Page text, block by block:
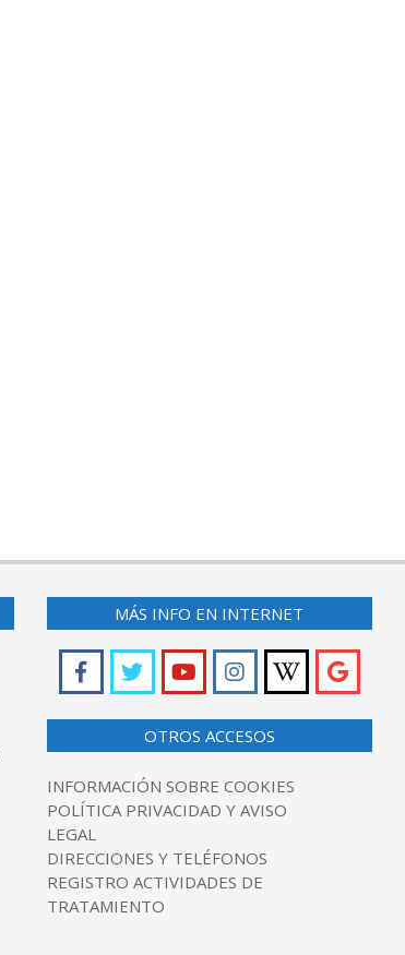
MÁS INFO EN INTERNET
OTROS ACCESOS
INFORMACIÓN SOBRE COOKIES
POLÍTICA PRIVACIDAD Y AVISO
LEGAL
DIRECCIONES Y TELÉFONOS
REGISTRO ACTIVIDADES DE
TRATAMIENTO